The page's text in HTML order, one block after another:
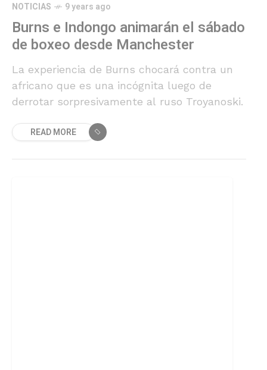
NOTICIAS 9 years ago
Burns e Indongo animarán el sábado
de boxeo desde Manchester
La experiencia de Burns chocará contra un
africano que es una incógnita luego de
derrotar sorpresivamente al ruso Troyanoski.
READ MORE